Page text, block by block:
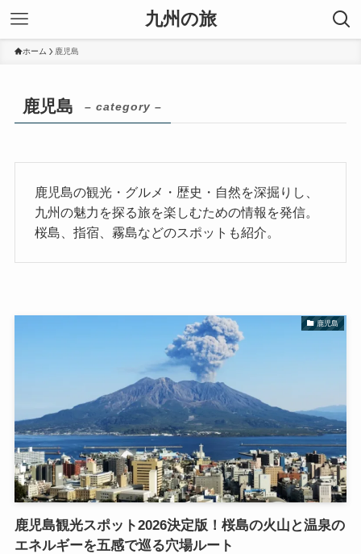
九州の旅
ホーム 鹿児島
鹿児島 – category –
鹿児島の観光・グルメ・歴史・自然を深掘りし、
九州の魅力を探る旅を楽しむための情報を発信。
桜島、指宿、霧島などのスポットも紹介。
鹿児島
鹿児島観光スポット2026決定版！桜島の火山と温泉の
エネルギーを五感で巡る穴場ルート